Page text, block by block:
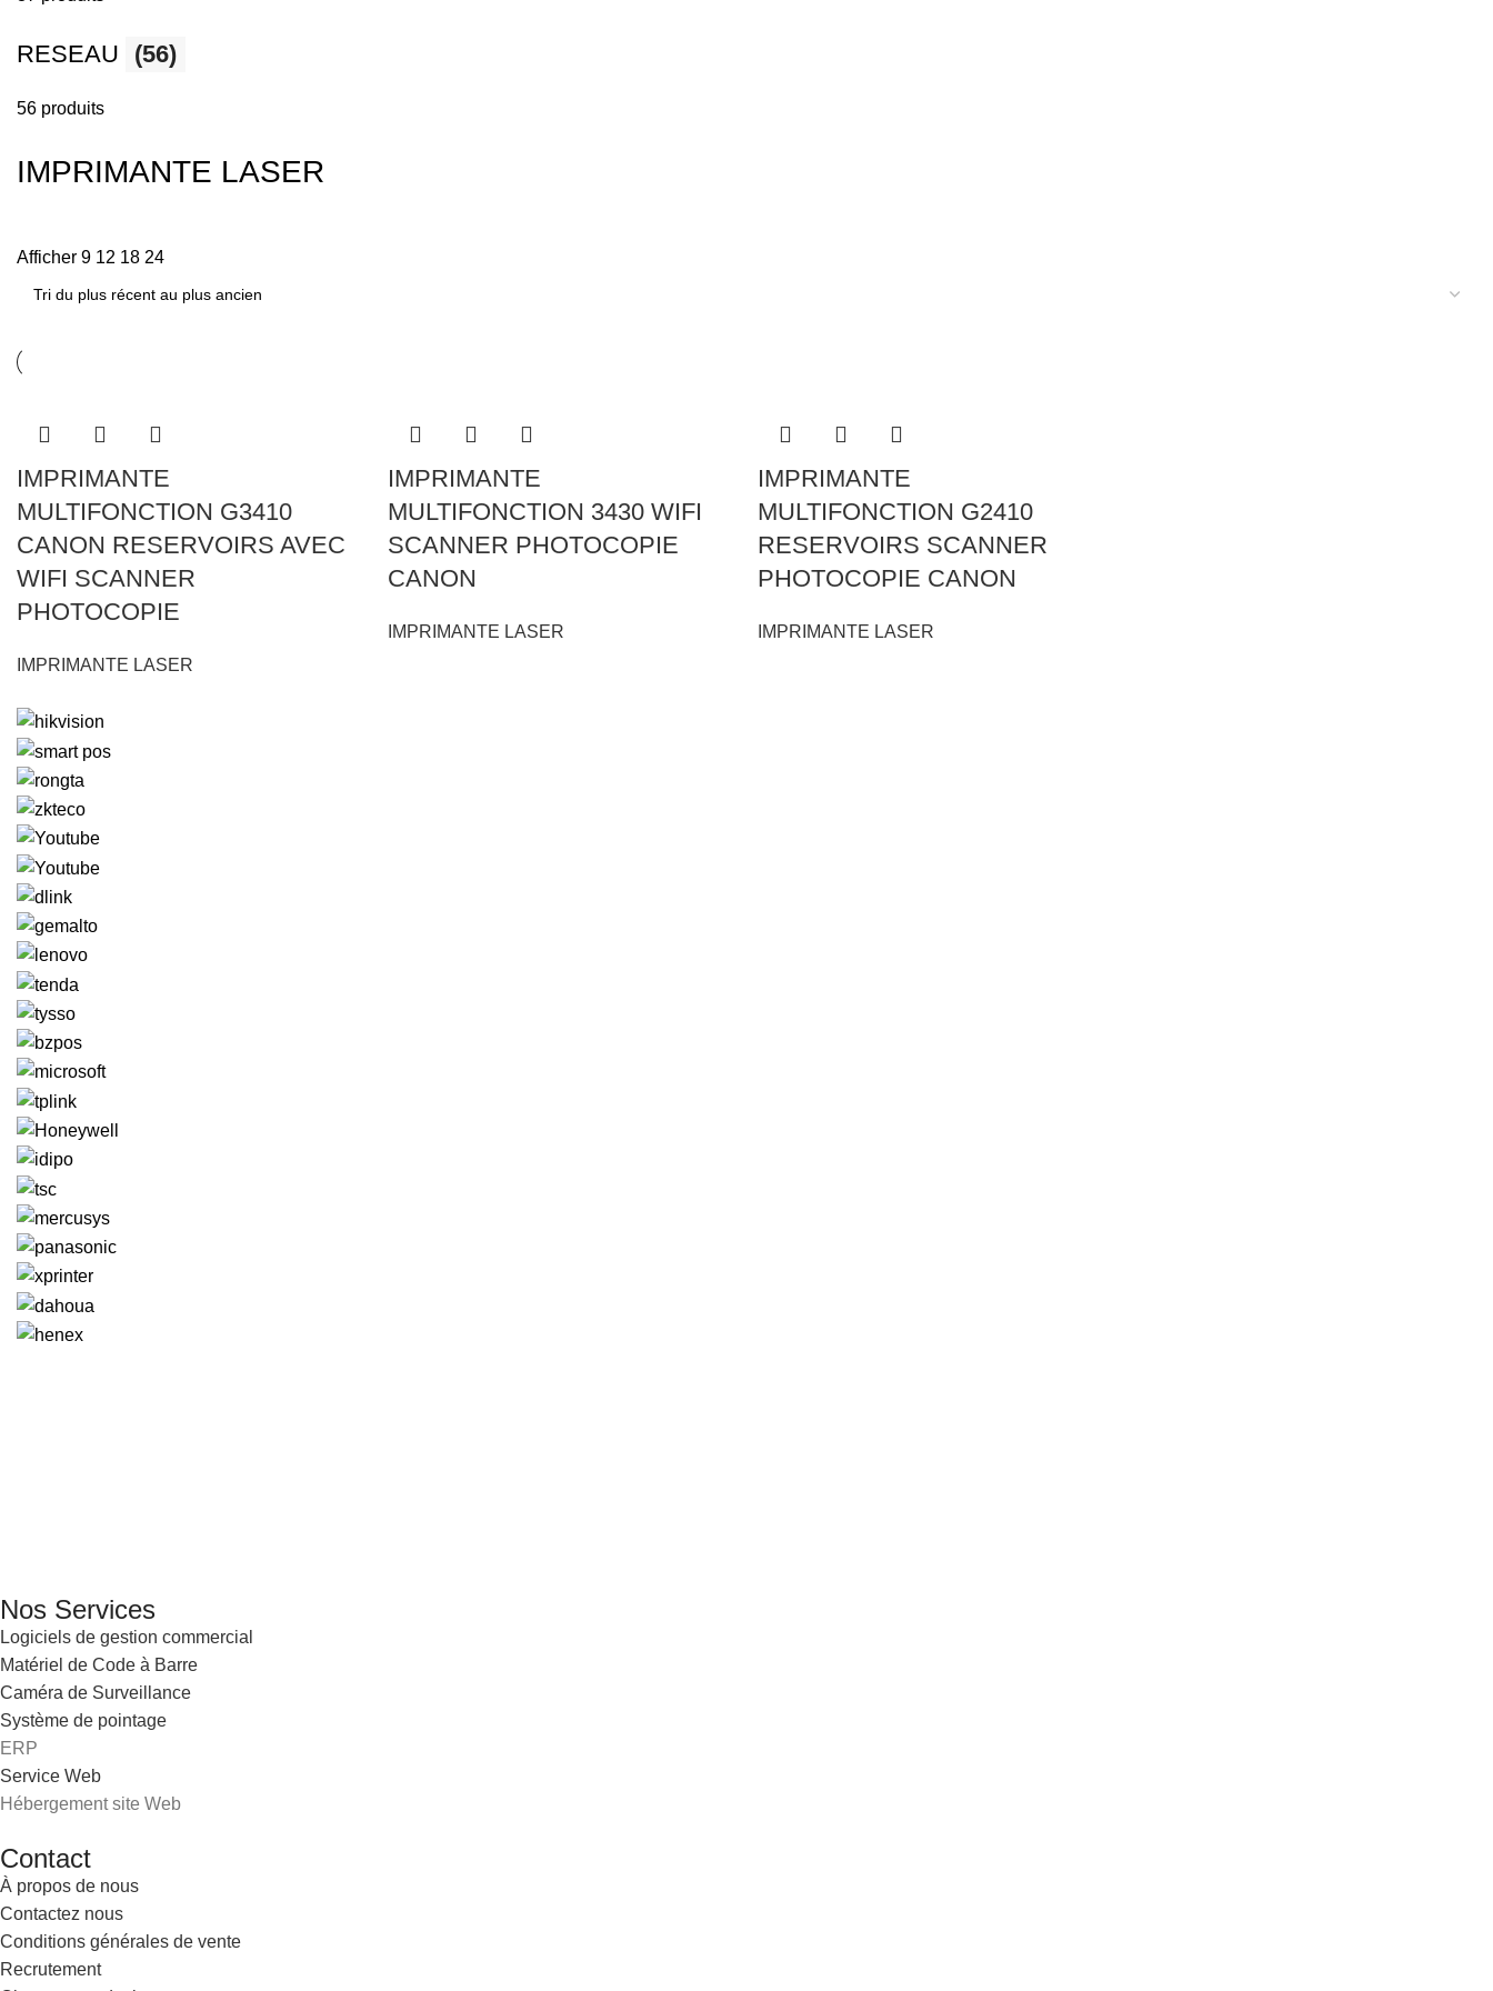
RESEAU (56)
56 produits
IMPRIMANTE LASER
Afficher 9 12 18 24
IMPRIMANTE
MULTIFONCTION G3410
CANON RESERVOIRS AVEC
WIFI SCANNER
PHOTOCOPIE
IMPRIMANTE LASER
IMPRIMANTE
MULTIFONCTION 3430 WIFI
SCANNER PHOTOCOPIE
CANON
IMPRIMANTE LASER
IMPRIMANTE
MULTIFONCTION G2410
RESERVOIRS SCANNER
PHOTOCOPIE CANON
IMPRIMANTE LASER
Nos Services
Logiciels de gestion commercial
Matériel de Code à Barre
Caméra de Surveillance
Système de pointage
ERP
Service Web
Hébergement site Web
Contact
À propos de nous
Contactez nous
Conditions générales de vente
Recrutement